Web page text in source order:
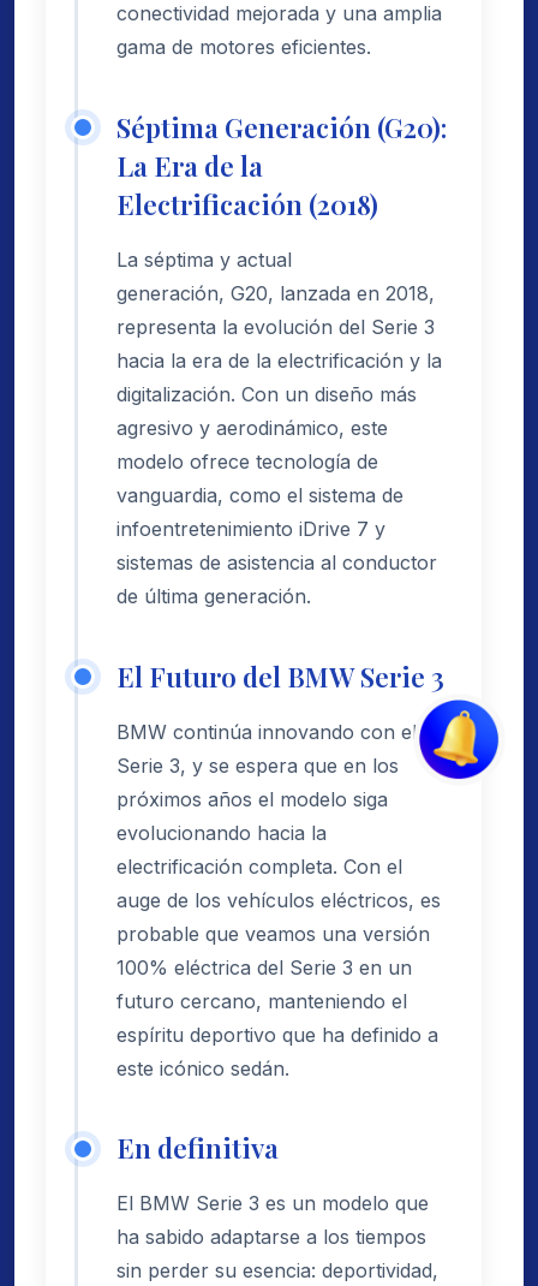
conectividad mejorada y una amplia
gama de motores eficientes.
Séptima Generación (G20):
La Era de la
Electrificación (2018)
La séptima y actual
generación, G20, lanzada en 2018,
representa la evolución del Serie 3
hacia la era de la electrificación y la
digitalización. Con un diseño más
agresivo y aerodinámico, este
modelo ofrece tecnología de
vanguardia, como el sistema de
infoentretenimiento iDrive 7 y
sistemas de asistencia al conductor
de última generación.
El Futuro del BMW Serie 3
BMW continúa innovando con el
Serie 3, y se espera que en los
próximos años el modelo siga
evolucionando hacia la
electrificación completa. Con el
auge de los vehículos eléctricos, es
probable que veamos una versión
100% eléctrica del Serie 3 en un
futuro cercano, manteniendo el
espíritu deportivo que ha definido a
este icónico sedán.
En definitiva
El BMW Serie 3 es un modelo que
ha sabido adaptarse a los tiempos
sin perder su esencia: deportividad,